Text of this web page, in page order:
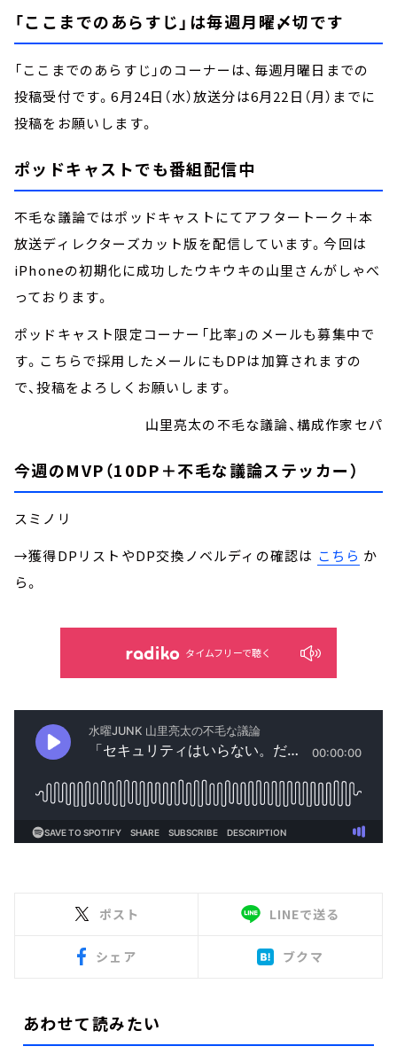
「ここまでのあらすじ」は毎週月曜〆切です
「ここまでのあらすじ」のコーナーは、毎週月曜日までの
投稿受付です。6月24日（水）放送分は6月22日（月）までに
投稿をお願いします。
ポッドキャストでも番組配信中
不毛な議論ではポッドキャストにてアフタートーク＋本
放送ディレクターズカット版を配信しています。今回は
iPhoneの初期化に成功したウキウキの山里さんがしゃべ
っております。
ポッドキャスト限定コーナー「比率」のメールも募集中で
す。こちらで採用したメールにもDPは加算されますの
で、投稿をよろしくお願いします。
山里亮太の不毛な議論、構成作家セパ
今週のMVP（10DP＋不毛な議論ステッカー）
スミノリ
→獲得DPリストやDP交換ノベルディの確認は こちら か
ら。
タイムフリーで聴く
ポスト LINEで送る
シェア ブクマ
あわせて読みたい